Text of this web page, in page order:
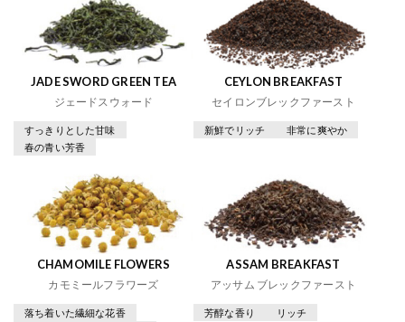
JADE SWORD GREEN TEA
ジェードスウォード
すっきりとした甘味
春の青い芳香
CEYLON BREAKFAST
セイロンブレックファースト
新鮮でリッチ 非常に爽やか
CHAMOMILE FLOWERS
カモミールフラワーズ
落ち着いた繊細な花香
ASSAM BREAKFAST
アッサム ブレックファースト
芳醇な香り リッチ